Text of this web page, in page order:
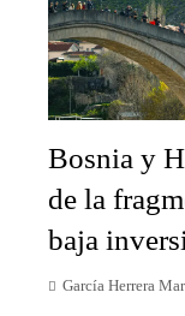
Bosnia y
de la
baja
García Herrera